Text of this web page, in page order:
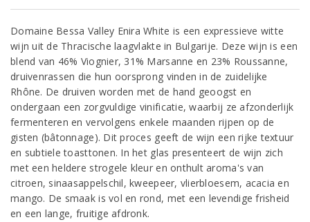
Domaine Bessa Valley Enira White is een expressieve witte
wijn uit de Thracische laagvlakte in Bulgarije. Deze wijn is een
blend van 46% Viognier, 31% Marsanne en 23% Roussanne,
druivenrassen die hun oorsprong vinden in de zuidelijke
Rhône. De druiven worden met de hand geoogst en
ondergaan een zorgvuldige vinificatie, waarbij ze afzonderlijk
fermenteren en vervolgens enkele maanden rijpen op de
gisten (bâtonnage). Dit proces geeft de wijn een rijke textuur
en subtiele toasttonen. In het glas presenteert de wijn zich
met een heldere strogele kleur en onthult aroma's van
citroen, sinaasappelschil, kweepeer, vlierbloesem, acacia en
mango. De smaak is vol en rond, met een levendige frisheid
en een lange, fruitige afdronk.